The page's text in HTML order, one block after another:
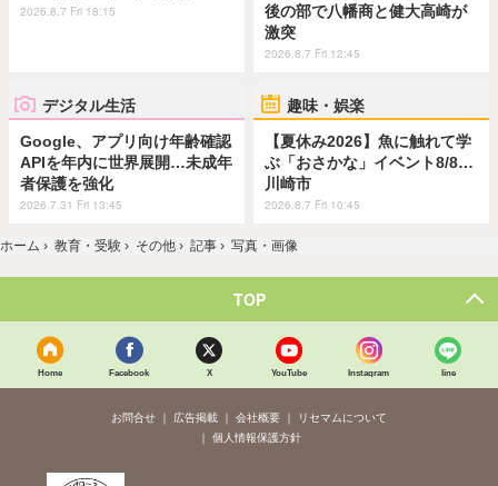
2026.8.7 Fri 18:15
後の部で八幡商と健大高崎が
激突
2026.8.7 Fri 12:45
デジタル生活
Google、アプリ向け年齢確認
APIを年内に世界展開…未成年
者保護を強化
2026.7.31 Fri 13:45
趣味・娯楽
【夏休み2026】魚に触れて学
ぶ「おさかな」イベント8/8…
川崎市
2026.8.7 Fri 10:45
ホーム › 教育・受験 › その他 › 記事 › 写真・画像
TOP
Home Facebook X YouTube Instagram line
お問合せ 広告掲載 会社概要
リセマムについて
個人情報保護方針